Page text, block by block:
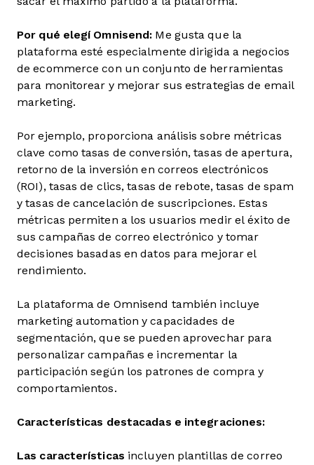
Por qué elegí Omnisend: Me gusta que la
plataforma esté especialmente dirigida a negocios
de ecommerce con un conjunto de herramientas
para monitorear y mejorar sus estrategias de email
marketing.
Por ejemplo, proporciona análisis sobre métricas
clave como tasas de conversión, tasas de apertura,
retorno de la inversión en correos electrónicos
(ROI), tasas de clics, tasas de rebote, tasas de spam
y tasas de cancelación de suscripciones. Estas
métricas permiten a los usuarios medir el éxito de
sus campañas de correo electrónico y tomar
decisiones basadas en datos para mejorar el
rendimiento.
La plataforma de Omnisend también incluye
marketing automation y capacidades de
segmentación, que se pueden aprovechar para
personalizar campañas e incrementar la
participación según los patrones de compra y
comportamientos.
Características destacadas e integraciones:
Las características incluyen plantillas de correo